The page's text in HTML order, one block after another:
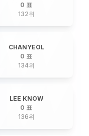
0 표
132위
CHANYEOL
0 표
134위
LEE KNOW
0 표
136위